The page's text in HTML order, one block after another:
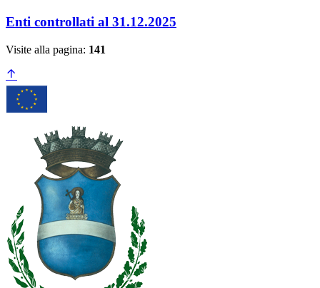
Enti controllati al 31.12.2025
Visite alla pagina: 141